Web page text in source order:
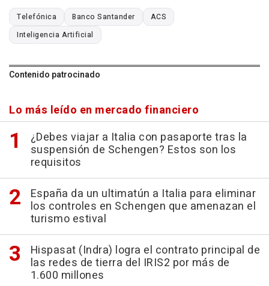
Telefónica Banco Santander
ACS
Inteligencia Artificial
Contenido patrocinado
Lo más leído en mercado financiero
¿Debes viajar a Italia con pasaporte tras la
suspensión de Schengen? Estos son los
requisitos
España da un ultimatún a Italia para eliminar
los controles en Schengen que amenazan el
turismo estival
Hispasat (Indra) logra el contrato principal de
las redes de tierra del IRIS2 por más de
1.600 millones